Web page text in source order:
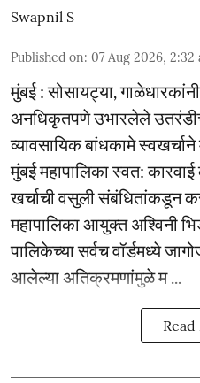
Swapnil S
Published on: 07 Aug 2026, 2:32
मुंबई : सोसायट्या,
अनधिकृतपणे उभारलेले उतरंडीचे
व्यावसायिक बांधकामे
मुंबई महापालिका स्वत:
खर्चाची वसुली संबंधितांकडून
महापालिका आयुक्त अश्विनी
पालिकेच्या सर्वच वॉर्डमध्ये
आलेल्या अतिक्रमणांमुळे म ...